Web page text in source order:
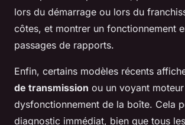
lors du démarrage ou lors du
côtes, et montrer un fonctionnement
passages de rapports.
Enfin, certains modèles récents
de transmission ou un voyant
dysfonctionnement de la boîte. Cela
diagnostic immédiat, bien que tous